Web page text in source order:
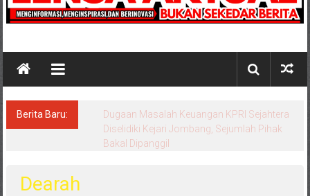
Berita Baru:
Dugaan Masalah Keuangan KPRI Sejahtera
Diselidiki Kejari Jombang, Sejumlah Pihak
Bakal Dipanggil
Dearah